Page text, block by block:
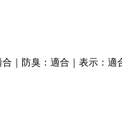
｜防臭：適合｜表示：適